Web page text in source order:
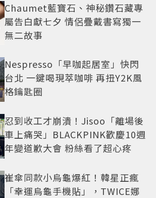
Chaumet藍寶石、神秘鑽石藏專
屬告白獻七夕 情侶疊戴書寫獨一
無二故事
Nespresso「早咖起居室」快閃
台北 一鍵喝現萃咖啡 再扭Y2K風
格鑰匙圈
忍到收工才崩潰！Jisoo「離場後
車上痛哭」BLACKPINK歡慶10週
年變道歉大會 粉絲看了超心疼
崔傘同款小烏龜爆紅！韓星正瘋
「幸運烏龜手機貼」，TWICE娜